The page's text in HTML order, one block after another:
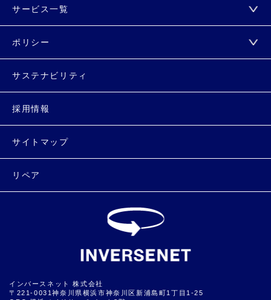
サービス一覧
ポリシー
サステナビリティ
採用情報
サイトマップ
リペア
インバースネット 株式会社
〒221-0031神奈川県横浜市神奈川区新浦島町1丁目1-25